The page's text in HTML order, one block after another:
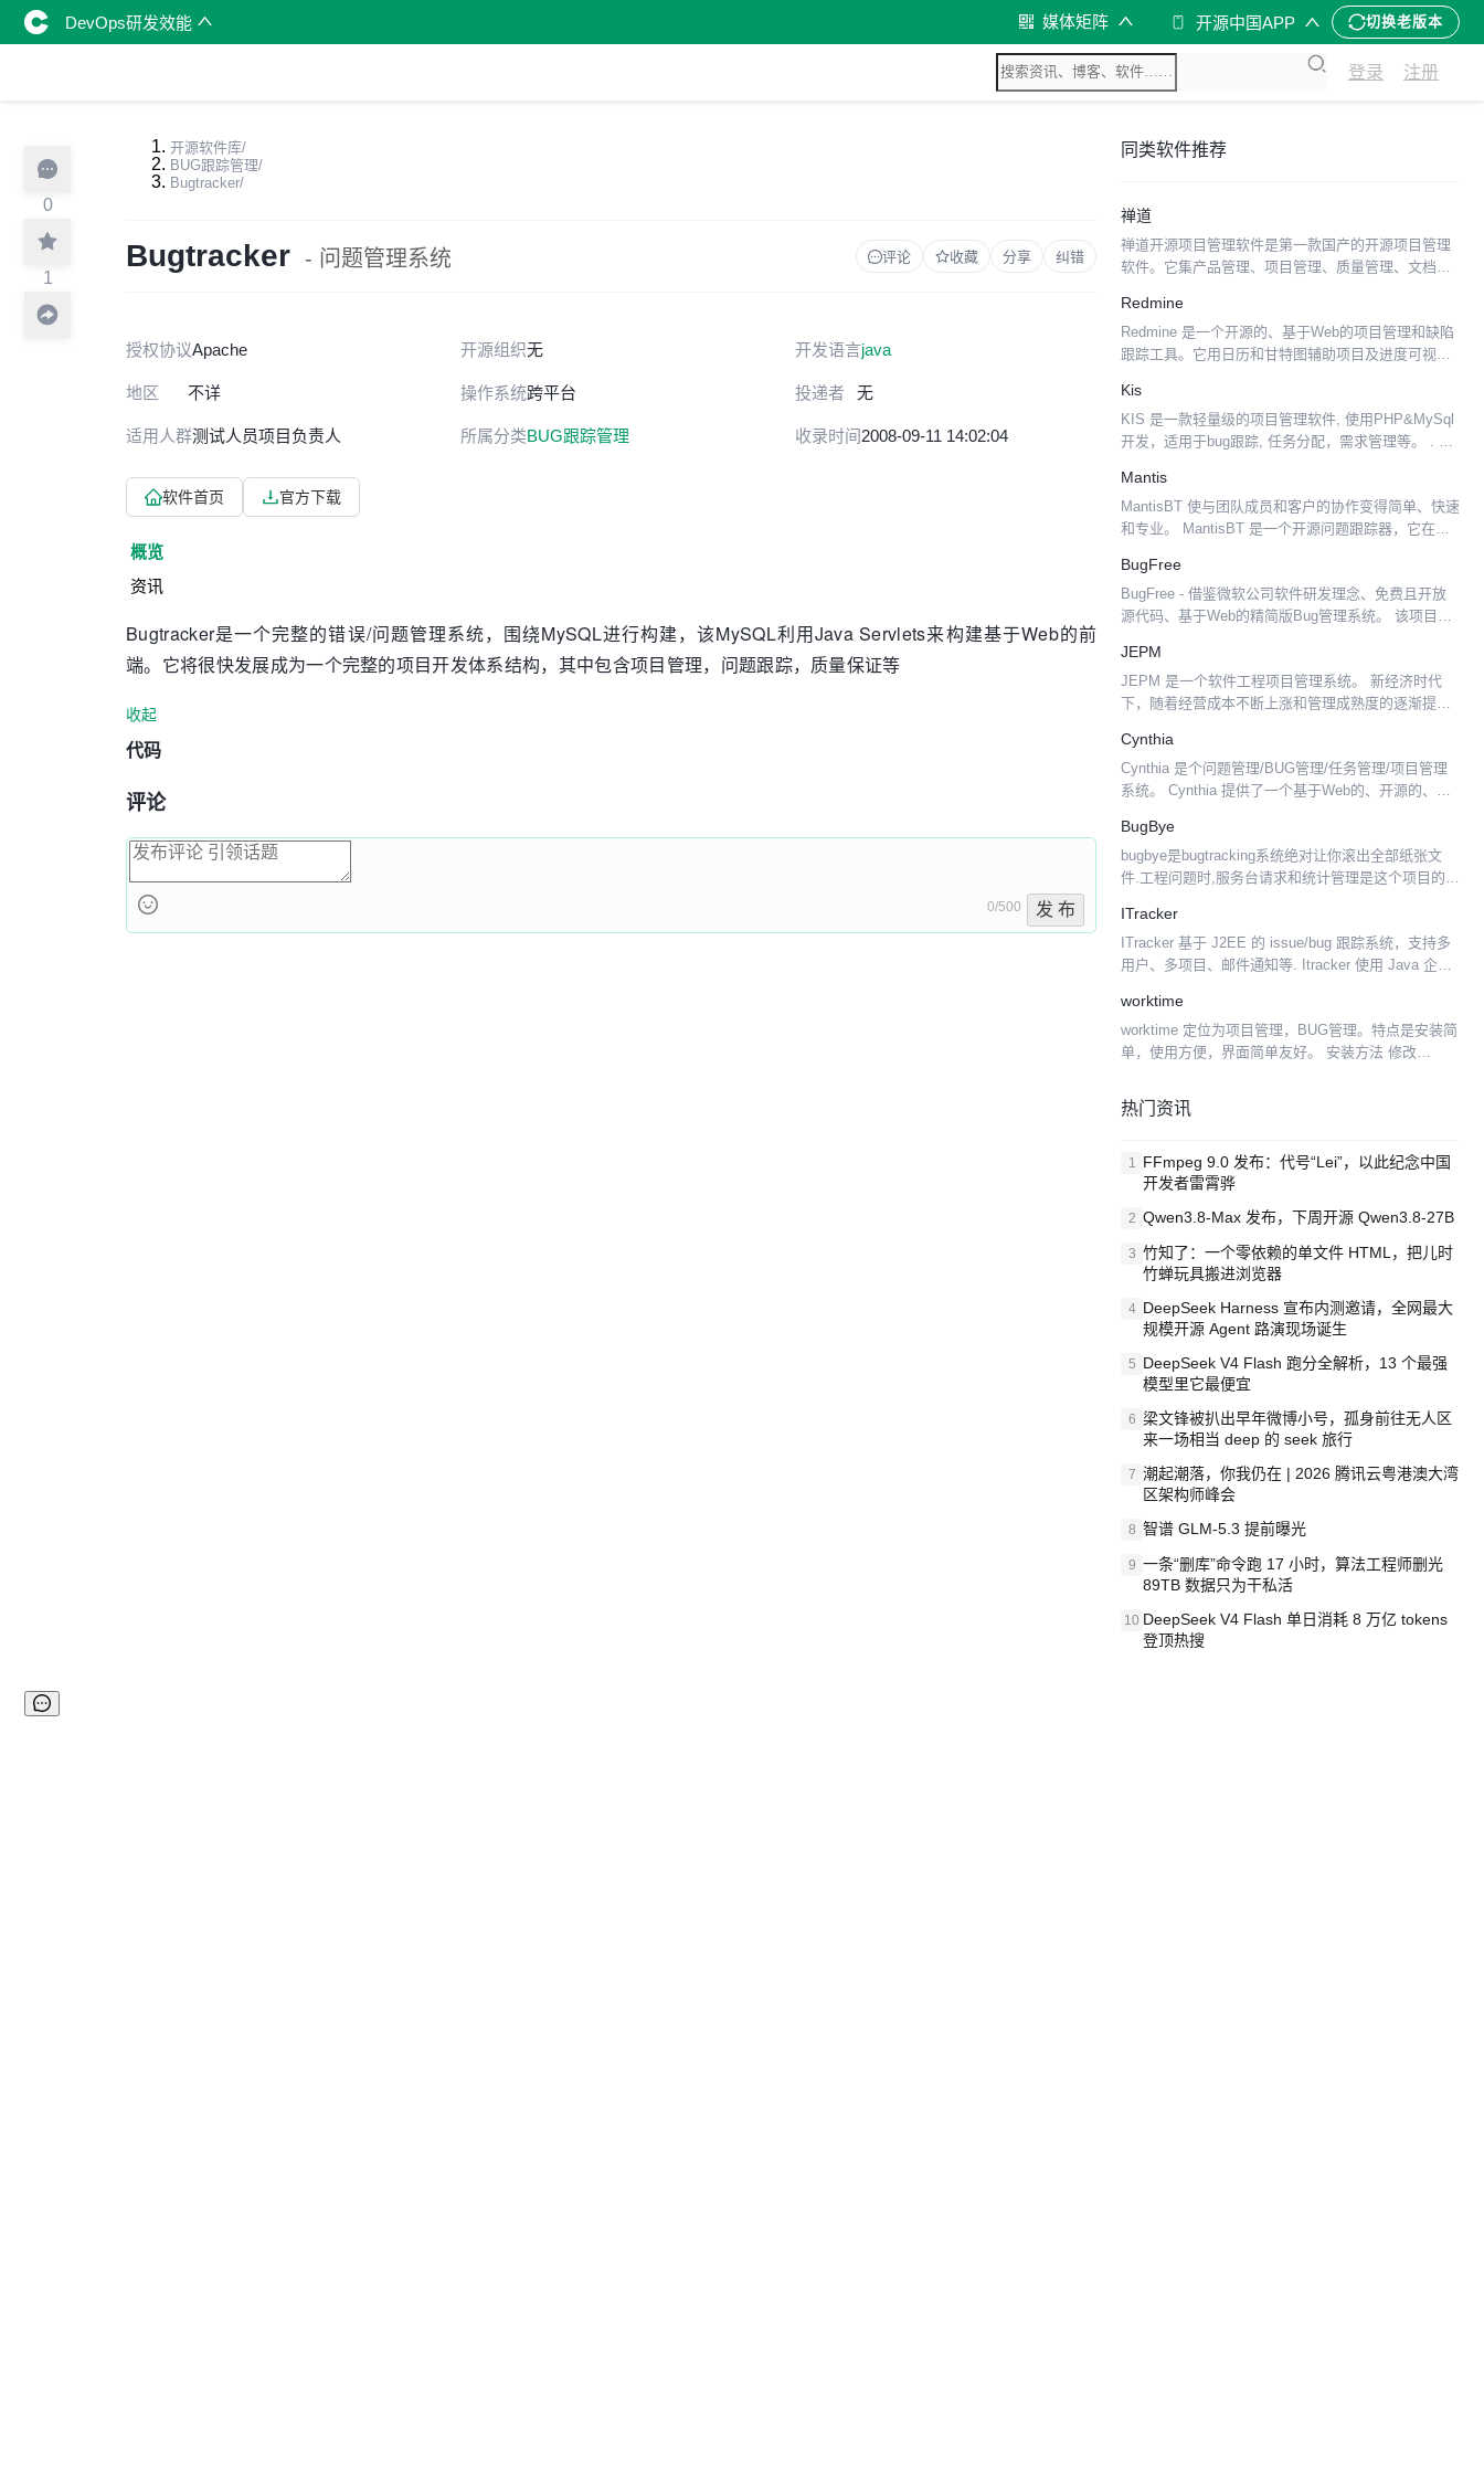
DevOps研发效能 媒体矩阵 开源中国APP 切换老版本
登录 注册
0
1
开源软件库/
BUG跟踪管理/
Bugtracker/
Bugtracker - 问题管理系统 评论 收藏 分享 纠错
授权协议Apache 开源组织无 开发语言java
地区 不详 操作系统跨平台 投递者 无
适用人群测试人员项目负责人 所属分类BUG跟踪管理 收录时间2008-09-11 14:02:04
软件首页 官方下载
概览
资讯
Bugtracker是一个完整的错误/问题管理系统，围绕MySQL进行构建，该MySQL利用Java Servlets来构建基于Web的前
端。它将很快发展成为一个完整的项目开发体系结构，其中包含项目管理，问题跟踪，质量保证等
收起
代码
评论
0/500 发 布
同类软件推荐
禅道
禅道开源项目管理软件是第一款国产的开源项目管理
软件。它集产品管理、项目管理、质量管理、文档管
项目管理软件，完整地覆盖了项目管理的核心流程。
此外，该软件的...
Redmine
Redmine 是一个开源的、基于Web的项目管理和缺陷
跟踪工具。它用日历和甘特图辅助项目及进度可视化
由开放 源码软件解决方案，它提供集成的项目管理...
Kis
KIS 是一款轻量级的项目管理软件, 使用PHP&MySql
开发，适用于bug跟踪, 任务分配，需求管理等。 . 功
Mantis
MantisBT 使与团队成员和客户的协作变得简单、快速
和专业。 MantisBT 是一个开源问题跟踪器，它在简
钟内开始并开始管理他们的项目，同时与他们...
BugFree
BugFree - 借鉴微软公司软件研发理念、免费且开放
源代码、基于Web的精简版Bug管理系统。 该项目已
JEPM
JEPM 是一个软件工程项目管理系统。 新经济时代
下，随着经营成本不断上涨和管理成熟度的逐渐提
言，制定清晰规范的项目工时管理更为重中之重。管
理项目准时又高效...
Cynthia
Cynthia 是个问题管理/BUG管理/任务管理/项目管理
系统。 Cynthia 提供了一个基于Web的、开源的、跨
大的灵活度，实现了特殊性和普遍性的统...
BugBye
bugbye是bugtracking系统绝对让你滚出全部纸张文
件.工程问题时,服务台请求和统计管理是这个项目的主
ITracker
ITracker 基于 J2EE 的 issue/bug 跟踪系统，支持多
用户、多项目、邮件通知等. Itracker 使用 Java 企业
放，易于集成，...
worktime
worktime 定位为项目管理，BUG管理。特点是安装简
单，使用方便，界面简单友好。 安装方法 修改
数据库名 在浏览器中访问 h...
热门资讯
1 FFmpeg 9.0 发布：代号“Lei”，以此纪念中国
开发者雷霄骅
2 Qwen3.8-Max 发布，下周开源 Qwen3.8-27B
3 竹知了：一个零依赖的单文件 HTML，把儿时
竹蝉玩具搬进浏览器
4 DeepSeek Harness 宣布内测邀请，全网最大
规模开源 Agent 路演现场诞生
5 DeepSeek V4 Flash 跑分全解析，13 个最强
模型里它最便宜
6 梁文锋被扒出早年微博小号，孤身前往无人区
来一场相当 deep 的 seek 旅行
7 潮起潮落，你我仍在 | 2026 腾讯云粤港澳大湾
区架构师峰会
8 智谱 GLM-5.3 提前曝光
9 一条“删库”命令跑 17 小时，算法工程师删光
89TB 数据只为干私活
10 DeepSeek V4 Flash 单日消耗 8 万亿 tokens
登顶热搜